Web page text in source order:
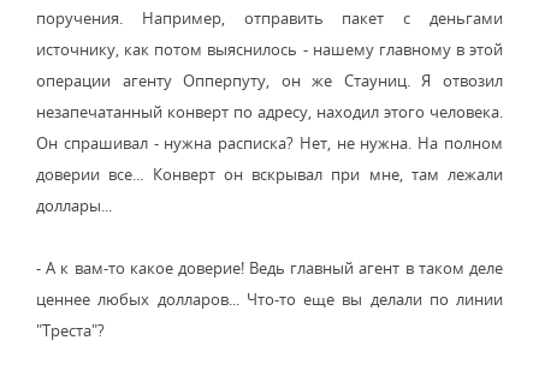
поручения. Например, отправить пакет с деньгами
источнику, как потом выяснилось - нашему главному в этой
операции агенту Опперпуту, он же Стауниц. Я отвозил
незапечатанный конверт по адресу, находил этого человека.
Он спрашивал - нужна расписка? Нет, не нужна. На полном
доверии все... Конверт он вскрывал при мне, там лежали
доллары...
- А к вам-то какое доверие! Ведь главный агент в таком деле
ценнее любых долларов... Что-то еще вы делали по линии
"Треста"?